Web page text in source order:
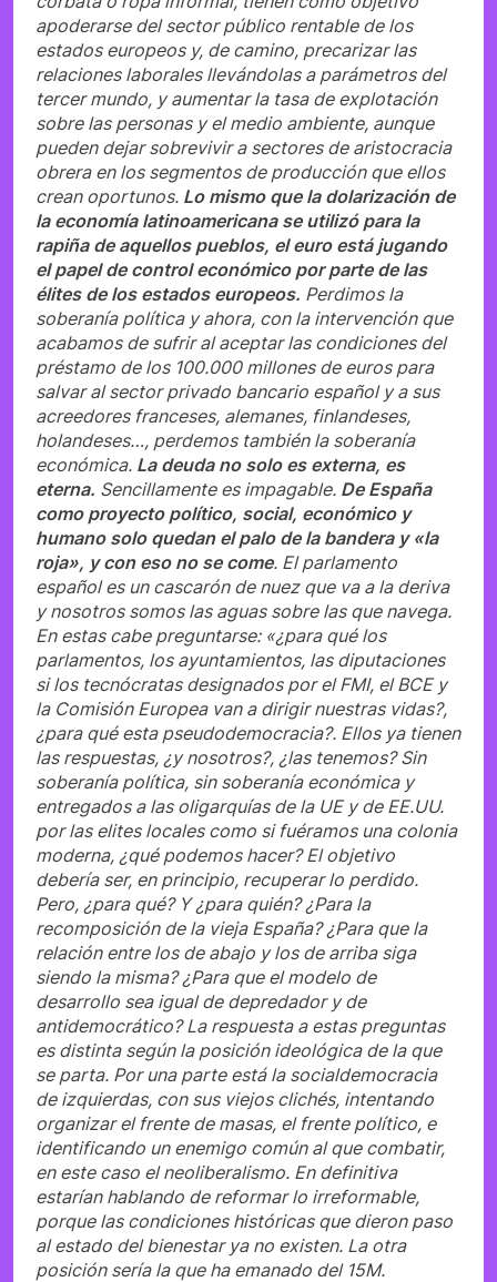
apoderarse del sector público rentable de los
estados europeos y, de camino, precarizar las
relaciones laborales llevándolas a parámetros del
tercer mundo, y aumentar la tasa de explotación
sobre las personas y el medio ambiente, aunque
pueden dejar sobrevivir a sectores de aristocracia
obrera en los segmentos de producción que ellos
crean oportunos. Lo mismo que la dolarización de
la economía latinoamericana se utilizó para la
rapiña de aquellos pueblos, el euro está jugando
el papel de control económico por parte de las
élites de los estados europeos. Perdimos la
soberanía política y ahora, con la intervención que
acabamos de sufrir al aceptar las condiciones del
préstamo de los 100.000 millones de euros para
salvar al sector privado bancario español y a sus
acreedores franceses, alemanes, finlandeses,
holandeses…, perdemos también la soberanía
económica. La deuda no solo es externa, es
eterna. Sencillamente es impagable. De España
como proyecto político, social, económico y
humano solo quedan el palo de la bandera y «la
roja», y con eso no se come. El parlamento
español es un cascarón de nuez que va a la deriva
y nosotros somos las aguas sobre las que navega.
En estas cabe preguntarse: «¿para qué los
parlamentos, los ayuntamientos, las diputaciones
si los tecnócratas designados por el FMI, el BCE y
la Comisión Europea van a dirigir nuestras vidas?,
¿para qué esta pseudodemocracia?. Ellos ya tienen
las respuestas, ¿y nosotros?, ¿las tenemos? Sin
soberanía política, sin soberanía económica y
entregados a las oligarquías de la UE y de EE.UU.
por las elites locales como si fuéramos una colonia
moderna, ¿qué podemos hacer? El objetivo
debería ser, en principio, recuperar lo perdido.
Pero, ¿para qué? Y ¿para quién? ¿Para la
recomposición de la vieja España? ¿Para que la
relación entre los de abajo y los de arriba siga
siendo la misma? ¿Para que el modelo de
desarrollo sea igual de depredador y de
antidemocrático? La respuesta a estas preguntas
es distinta según la posición ideológica de la que
se parta. Por una parte está la socialdemocracia
de izquierdas, con sus viejos clichés, intentando
organizar el frente de masas, el frente político, e
identificando un enemigo común al que combatir,
en este caso el neoliberalismo. En definitiva
estarían hablando de reformar lo irreformable,
porque las condiciones históricas que dieron paso
al estado del bienestar ya no existen. La otra
posición sería la que ha emanado del 15M.